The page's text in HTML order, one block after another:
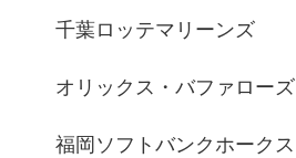
千葉ロッテマリーンズ
オリックス・バファローズ
福岡ソフトバンクホークス